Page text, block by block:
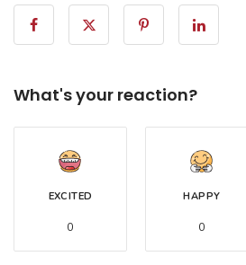
What's your reaction?
EXCITED
0
HAPPY
0